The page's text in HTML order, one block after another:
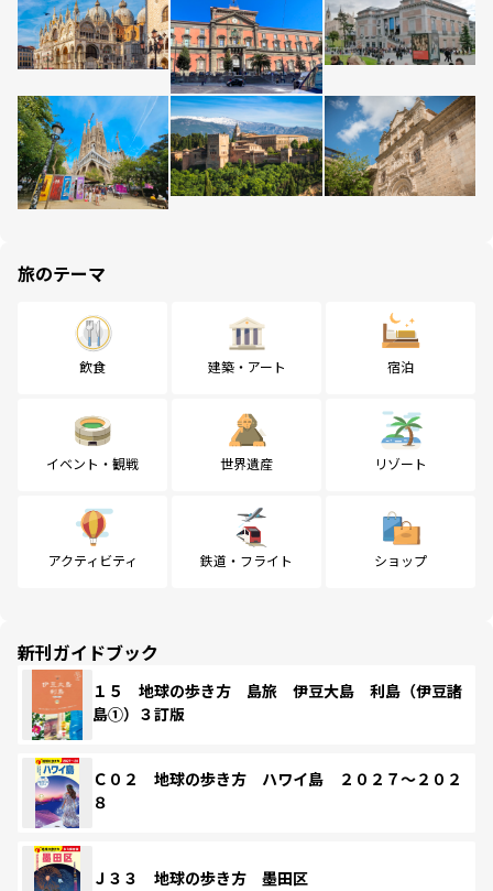
旅のテーマ
飲食 建築・アート 宿泊
イベント・観戦 世界遺産 リゾート
アクティビティ 鉄道・フライト ショップ
新刊ガイドブック
１５ 地球の歩き方 島旅 伊豆大島 利島（伊豆諸
島①）３訂版
Ｃ０２ 地球の歩き方 ハワイ島 ２０２７～２０２
８
Ｊ３３ 地球の歩き方 墨田区